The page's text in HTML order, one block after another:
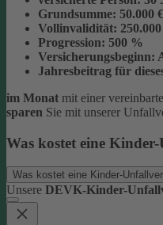
Grundsumme: 50.000 €
Vollinvalidität:
Progression: 500 %
Versicherungsbeginn:
Jahresbeitrag für
im Monat mit einer
sparen Sie mit unserer
Was kostet eine
Was kostet eine Kinder-
Unsere DEVK-Kinder-